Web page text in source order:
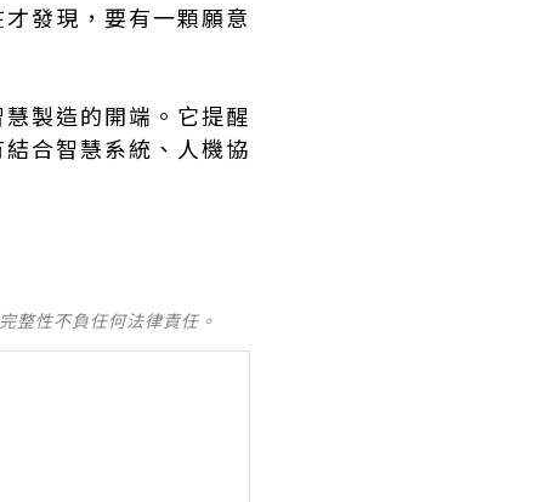
發現，要有一顆願意
製造的開端。它提醒
合智慧系統、人機協
整性不負任何法律責任。